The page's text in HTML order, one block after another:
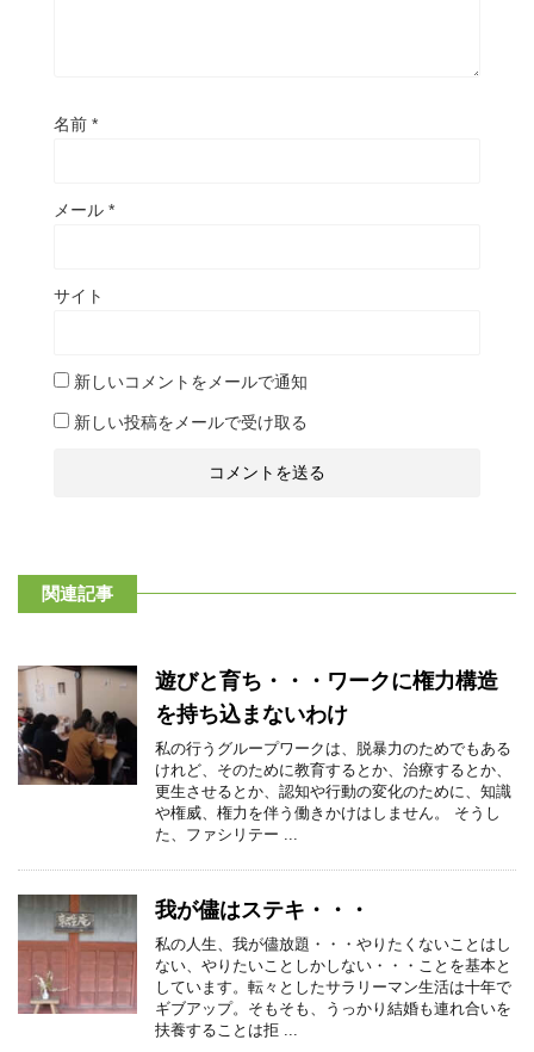
名前 *
メール *
サイト
新しいコメントをメールで通知
新しい投稿をメールで受け取る
関連記事
遊びと育ち・・・ワークに権力構造
を持ち込まないわけ
私の行うグループワークは、脱暴力のためでもある
けれど、そのために教育するとか、治療するとか、
更生させるとか、認知や行動の変化のために、知識
や権威、権力を伴う働きかけはしません。 そうし
た、ファシリテー ...
我が儘はステキ・・・
私の人生、我が儘放題・・・やりたくないことはし
ない、やりたいことしかしない・・・ことを基本と
しています。転々としたサラリーマン生活は十年で
ギブアップ。そもそも、うっかり結婚も連れ合いを
扶養することは拒 ...